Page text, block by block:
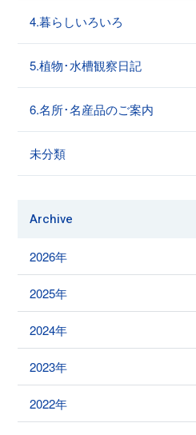
4.暮らしいろいろ
5.植物･水槽観察日記
6.名所･名産品のご案内
未分類
Archive
2026年
2025年
2024年
2023年
2022年